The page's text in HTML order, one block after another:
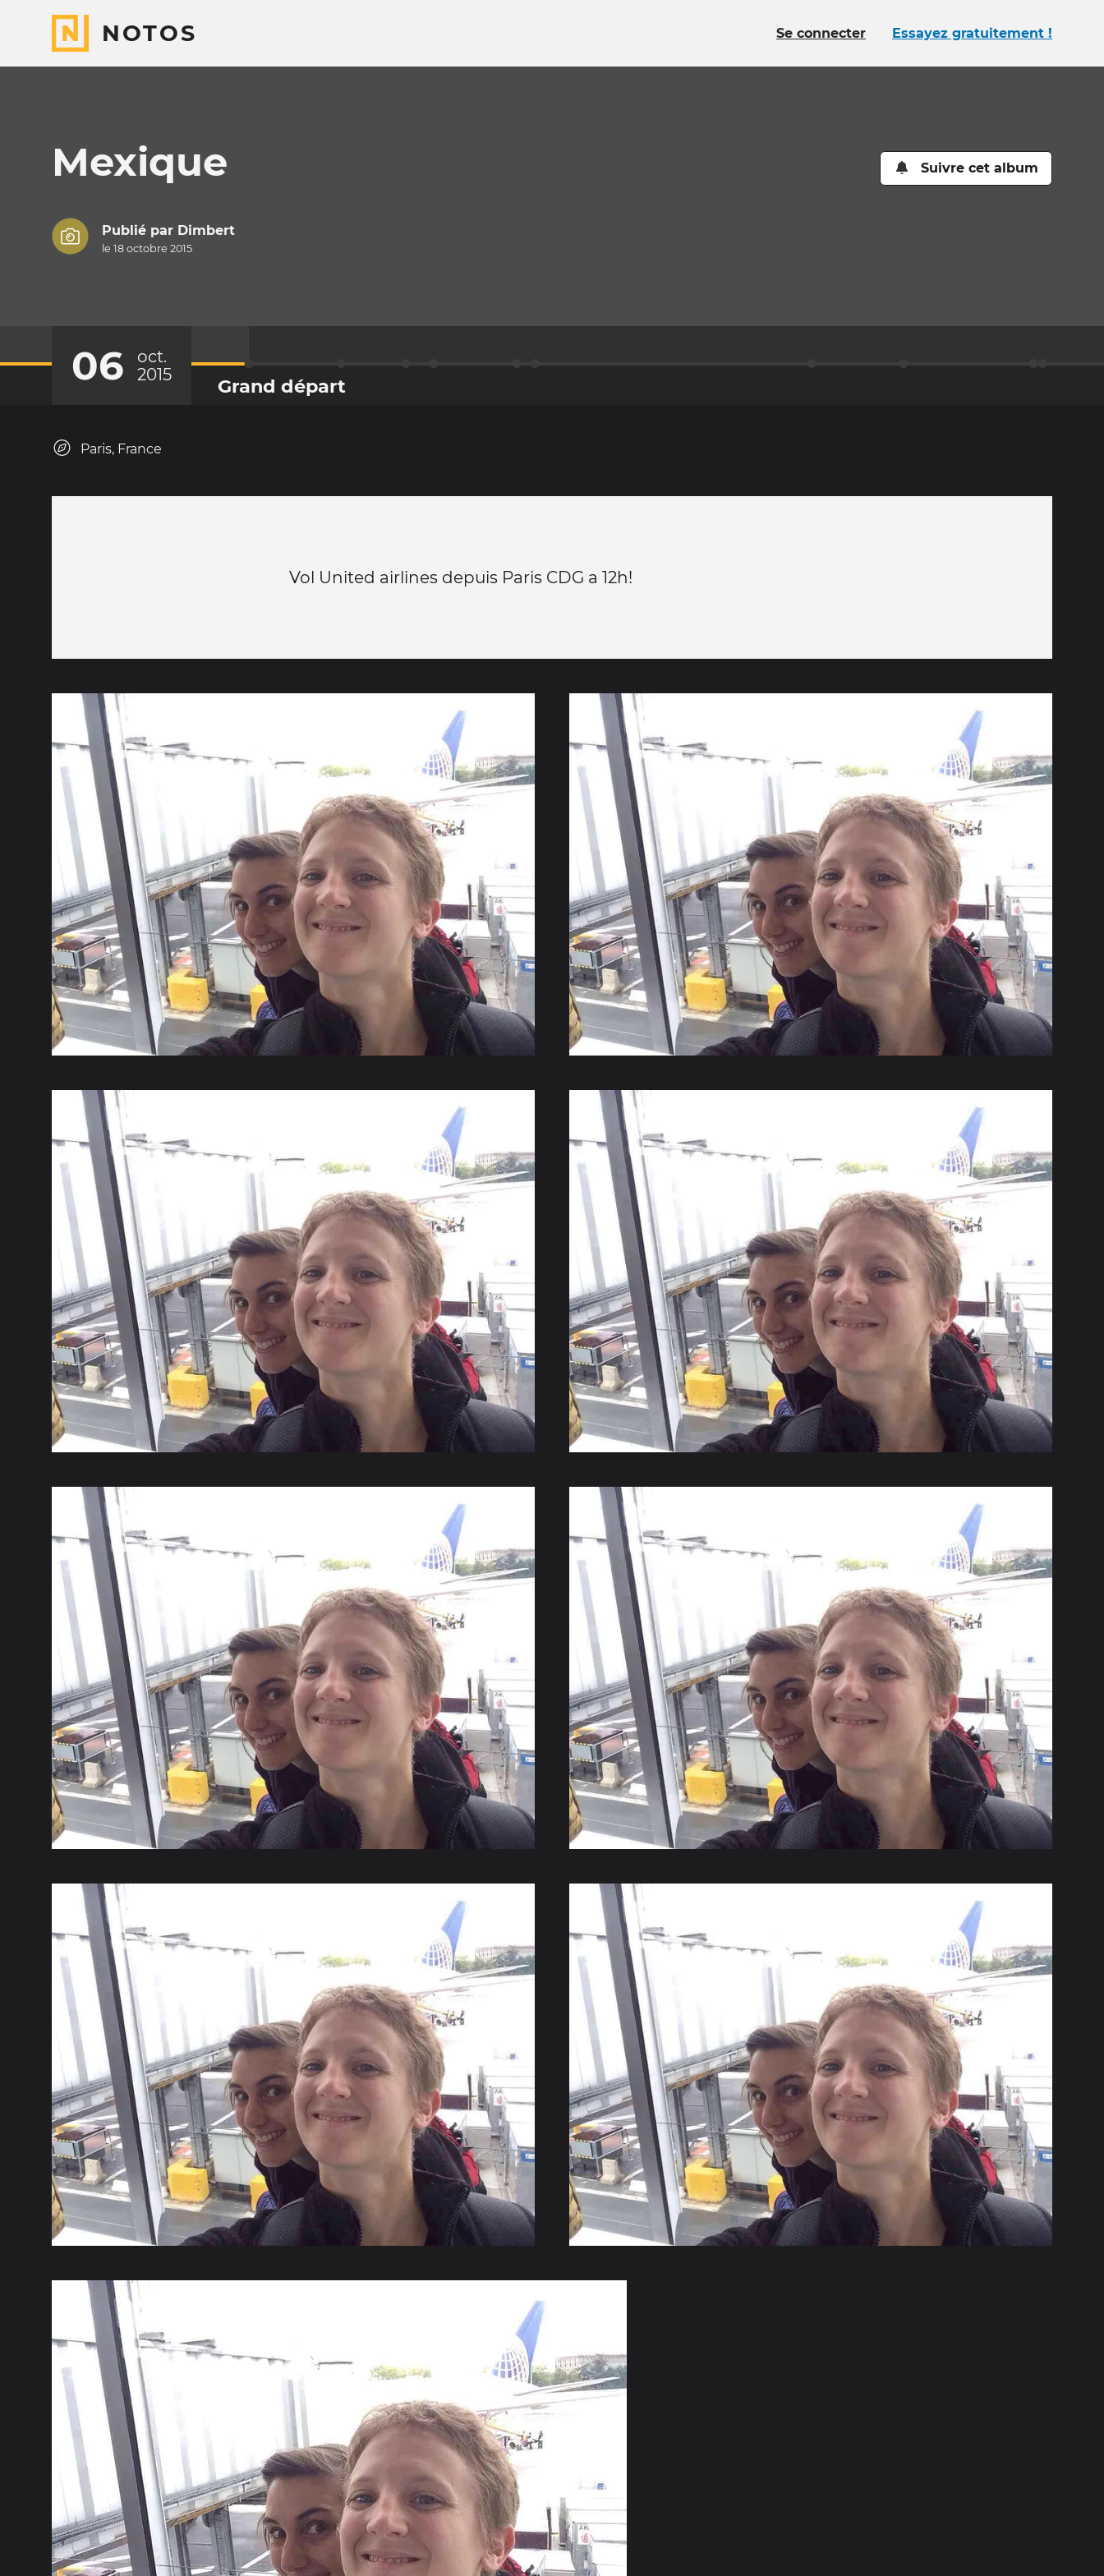
NOTOS Se connecter Essayez gratuitement !
Mexique Suivre cet album
Publié par Dimbert
le 18 octobre 2015
06
oct.
2015
Grand départ
Paris, France
Vol United airlines depuis Paris CDG a 12h!